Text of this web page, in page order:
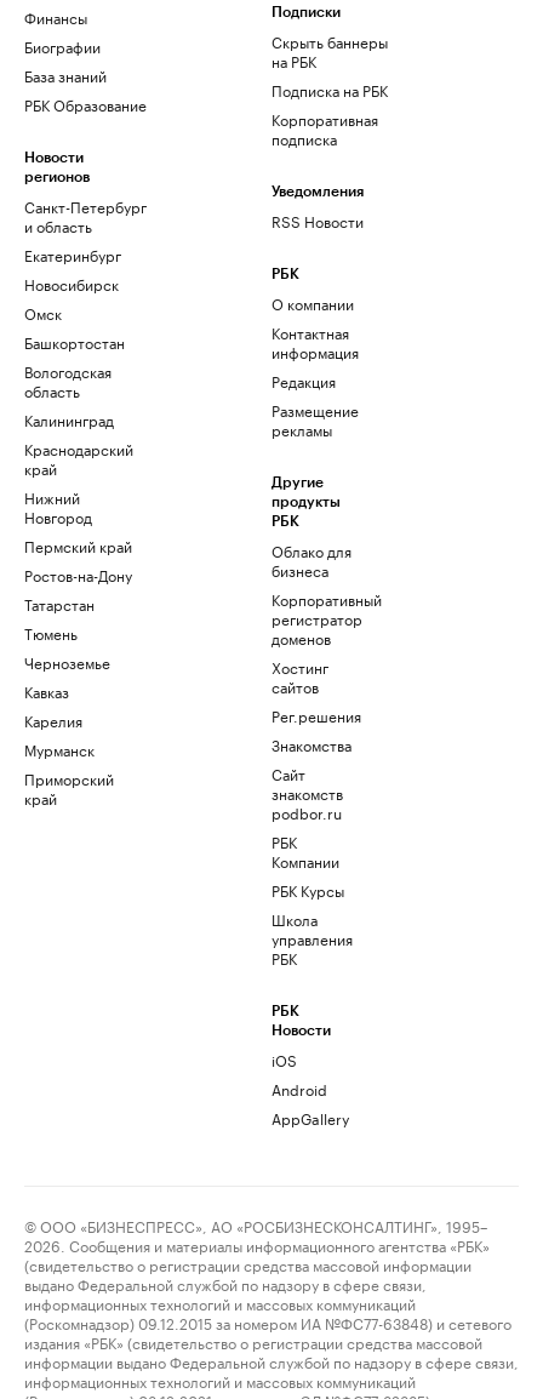
Финансы
Биографии
База знаний
РБК Образование
Новости
регионов
Санкт-Петербург
и область
Екатеринбург
Новосибирск
Омск
Башкортостан
Вологодская
область
Калининград
Краснодарский
край
Нижний
Новгород
Пермский край
Ростов-на-Дону
Татарстан
Тюмень
Черноземье
Кавказ
Карелия
Мурманск
Приморский
край
Подписки
Скрыть баннеры
на РБК
Подписка на РБК
Корпоративная
подписка
Уведомления
RSS Новости
РБК
О компании
Контактная
информация
Редакция
Размещение
рекламы
Другие
продукты
РБК
Облако для
бизнеса
Корпоративный
регистратор
доменов
Хостинг
сайтов
Рег.решения
Знакомства
Сайт
знакомств
podbor.ru
РБК
Компании
РБК Курсы
Школа
управления
РБК
РБК
Новости
iOS
Android
AppGallery
© ООО «БИЗНЕСПРЕСС», АО «РОСБИЗНЕСКОНСАЛТИНГ», 1995–
2026. Сообщения и материалы информационного агентства «РБК»
(свидетельство о регистрации средства массовой информации
выдано Федеральной службой по надзору в сфере связи,
информационных технологий и массовых коммуникаций
(Роскомнадзор) 09.12.2015 за номером ИА №ФС77-63848) и сетевого
издания «РБК» (свидетельство о регистрации средства массовой
информации выдано Федеральной службой по надзору в сфере связи,
информационных технологий и массовых коммуникаций